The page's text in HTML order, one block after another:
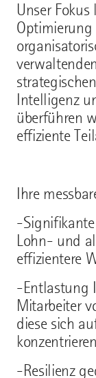
Unser
Intelligenz
überführen
effiziente
Ihre
-
Lohn- und
effizientere
-Entlastung
Mitarbeiter
diese sich
-Resilienz